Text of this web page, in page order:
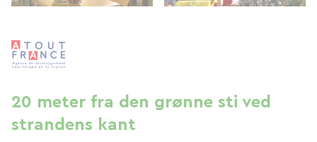
20 meter fra den grønne sti ved
strandens kant